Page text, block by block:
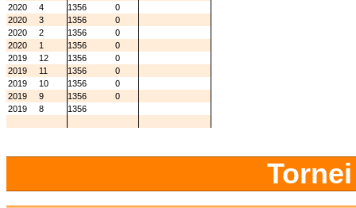
2020
4 1356
0
2020
3 1356
0
2020
2 1356
0
2020
1 1356
0
2019
12 1356
0
2019
11 1356
0
2019
10 1356
0
2019
9 1356
0
2019
8 1356